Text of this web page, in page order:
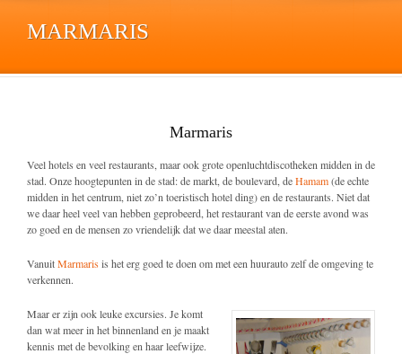
MARMARIS
Marmaris
Veel hotels en veel restaurants, maar ook grote openluchtdiscotheken midden in de
stad. Onze hoogtepunten in de stad: de markt, de boulevard, deHamam(de echte
midden in het centrum, niet zo’n toeristisch hotel ding) en de restaurants. Niet dat
we daar heel veel van hebben geprobeerd, het restaurant van de eerste avond was
zo goed en de mensen zo vriendelijk dat we daar meestal aten.
VanuitMarmarisis het erg goed te doen om met een huurauto zelf de omgeving te
verkennen.
Maar er zijn ook leuke excursies. Je komt
dan wat meer in het binnenland en je maakt
kennis met de bevolking en haar leefwijze.